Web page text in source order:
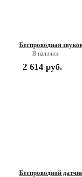
Беспроводная
В наличии
2 614 руб.
Беспроводной